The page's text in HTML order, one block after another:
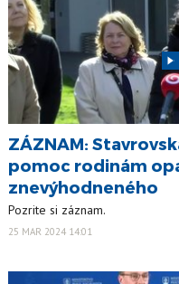
ZÁZNAM:
pomoc rodinám
znevýhodneného
Pozrite si záznam.
25 MAR 2024 14:01